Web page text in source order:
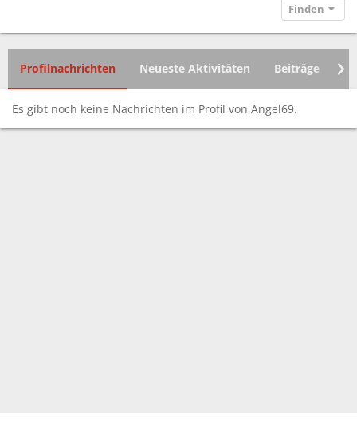
Finden
Profilnachrichten Neueste Aktivitäten Beiträge
Es gibt noch keine Nachrichten im Profil von Angel69.